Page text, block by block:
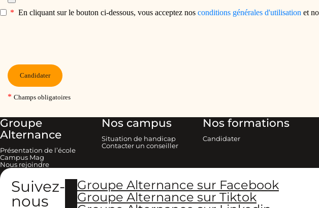
Groupe
Alternance
Présentation de l’école
Campus Mag
Nous rejoindre
Nos campus
Situation de handicap
Contacter un conseiller
Nos formations
Candidater
Suivez-
nous
Groupe Alternance sur Facebook
Groupe Alternance sur Tiktok